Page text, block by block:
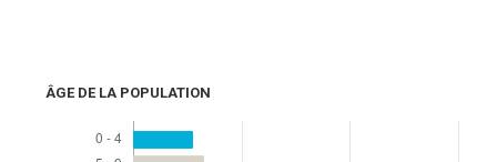
ÂGE DE LA POPULATION